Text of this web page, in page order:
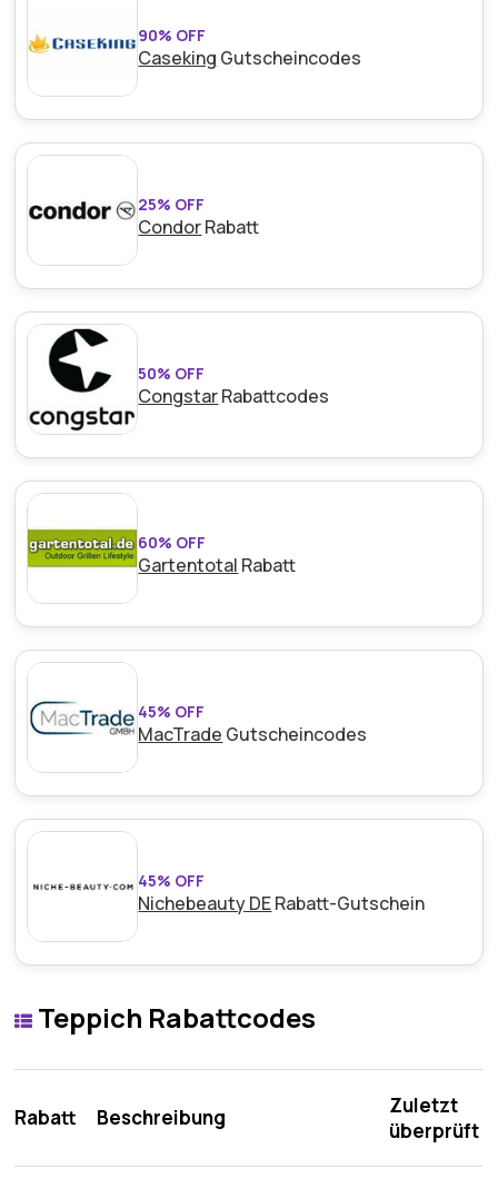
90% OFF
Caseking Gutscheincodes
25% OFF
CondorRabatt
50% OFF
CongstarRabattcodes
60% OFF
Gartentotal Rabatt
45% OFF
MacTrade Gutscheincodes
45% OFF
Nichebeauty DERabatt-Gutschein
Teppich Rabattcodes
Rabatt Beschreibung
Zuletzt
überprüft